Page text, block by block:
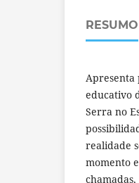
RESUMO
Apresenta
educativo
Serra no
realidade
momento